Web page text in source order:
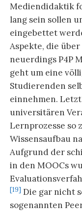
Mediendidaktik
lang sein sollen
eingebettet
Aspekte, die
neuerdings P4P
geht um eine
Studierenden
einnehmen.
universitären
Lernprozesse so
Wissensaufbau
Aufgrund der
in den MOOCs
[19] Die gar nicht
sogenannten